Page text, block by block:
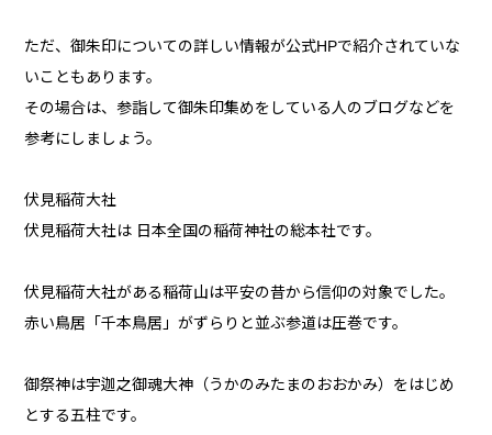
ただ、御朱印についての詳しい情報が公式HPで紹介されていな
いこともあります。
その場合は、参詣して御朱印集めをしている人のブログなどを
参考にしましょう。
伏見稲荷大社
伏見稲荷大社は 日本全国の稲荷神社の総本社です。
伏見稲荷大社がある稲荷山は平安の昔から信仰の対象でした。
赤い鳥居「千本鳥居」がずらりと並ぶ参道は圧巻です。
御祭神は宇迦之御魂大神（うかのみたまのおおかみ）をはじめ
とする五柱です。